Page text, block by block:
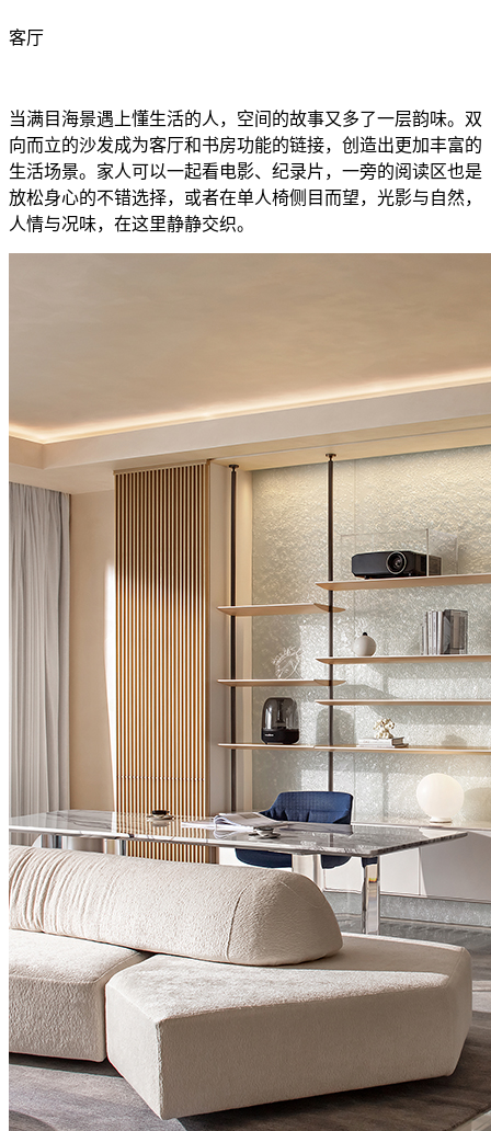
客厅
当满目海景遇上懂生活的人，空间的故事又多了一层韵味。双
向而立的沙发成为客厅和书房功能的链接，创造出更加丰富的
生活场景。家人可以一起看电影、纪录片，一旁的阅读区也是
放松身心的不错选择，或者在单人椅侧目而望，光影与自然，
人情与况味，在这里静静交织。